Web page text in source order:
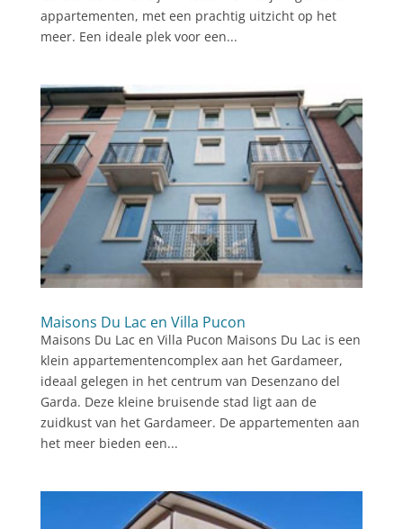
appartementen, met een prachtig uitzicht op het
meer. Een ideale plek voor een...
Maisons Du Lac en Villa Pucon
Maisons Du Lac en Villa Pucon Maisons Du Lac is een
klein appartementencomplex aan het Gardameer,
ideaal gelegen in het centrum van Desenzano del
Garda. Deze kleine bruisende stad ligt aan de
zuidkust van het Gardameer. De appartementen aan
het meer bieden een...